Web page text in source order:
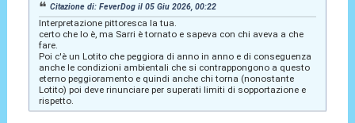
Citazione di: FeverDog il 05 Giu 2026, 00:22
Interpretazione pittoresca la tua.
certo che lo è, ma Sarri è tornato e sapeva con chi aveva a che
fare.
Poi c'è un Lotito che peggiora di anno in anno e di conseguenza
anche le condizioni ambientali che si contrappongono a questo
eterno peggioramento e quindi anche chi torna (nonostante
Lotito) poi deve rinunciare per superati limiti di sopportazione e
rispetto.